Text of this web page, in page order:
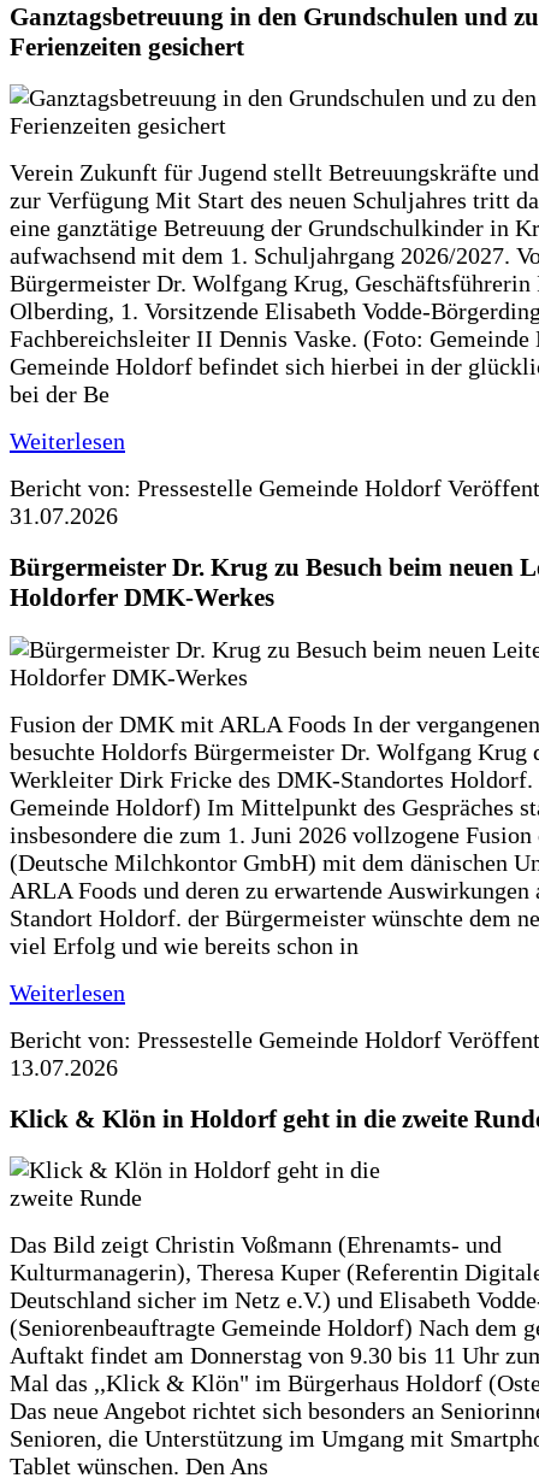
Ganztagsbetreuung in den Grundschulen und
Ferienzeiten gesichert
Verein Zukunft für Jugend stellt Betreuungskräfte
zur Verfügung Mit Start des neuen Schuljahres tritt
eine ganztätige Betreuung der Grundschulkinder in
aufwachsend mit dem 1. Schuljahrgang 2026/2027.
Bürgermeister Dr. Wolfgang Krug, Geschäftsführerin
Olberding, 1. Vorsitzende Elisabeth Vodde-
Fachbereichsleiter II Dennis Vaske. (Foto:
Gemeinde Holdorf befindet sich hierbei in der
bei der Be
Weiterlesen
Bericht von: Pressestelle Gemeinde Holdorf
31.07.2026
Bürgermeister Dr. Krug zu Besuch beim neuen
Holdorfer DMK-Werkes
Fusion der DMK mit ARLA Foods In der
besuchte Holdorfs Bürgermeister Dr. Wolfgang Krug
Werkleiter Dirk Fricke des DMK-Standortes Holdorf.
Gemeinde Holdorf) Im Mittelpunkt des Gespräches
insbesondere die zum 1. Juni 2026 vollzogene
(Deutsche Milchkontor GmbH) mit dem dänischen
ARLA Foods und deren zu erwartende Auswirkungen
Standort Holdorf. der Bürgermeister wünschte dem
viel Erfolg und wie bereits schon in
Weiterlesen
Bericht von: Pressestelle Gemeinde Holdorf
13.07.2026
Klick & Klön in Holdorf geht in die zweite
Das Bild zeigt Christin Voßmann (Ehrenamts- und
Kulturmanagerin), Theresa Kuper (Referentin
Deutschland sicher im Netz e.V.) und Elisabeth
(Seniorenbeauftragte Gemeinde Holdorf) Nach dem
Auftakt findet am Donnerstag von 9.30 bis 11 Uhr
Mal das ,,Klick & Klön" im Bürgerhaus Holdorf
Das neue Angebot richtet sich besonders an
Senioren, die Unterstützung im Umgang mit
Tablet wünschen. Den Ans